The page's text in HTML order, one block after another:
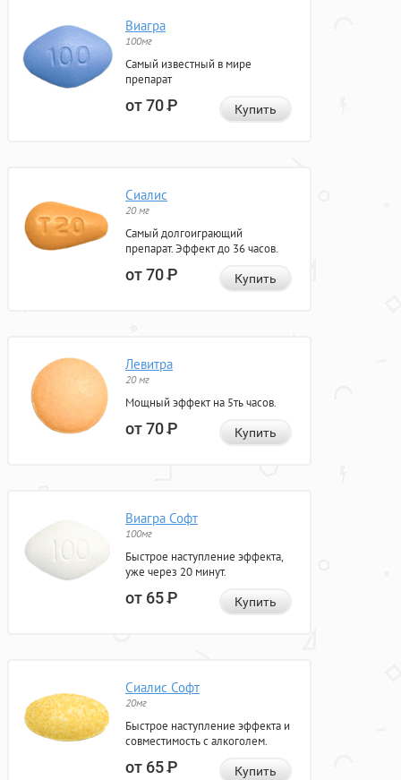
Виагра
100мг
Самый известный в мире
препарат
от 70Р Купить
Сиалис
20 мг
Самый долгоиграющий
препарат. Эффект до 36 часов.
от 70Р Купить
Левитра
20 мг
Мощный эффект на 5ть часов.
от 70Р Купить
Виагра Софт
100мг
Быстрое наступление эффекта,
уже через 20 минут.
от 65Р Купить
Сиалис Софт
20мг
Быстрое наступление эффекта и
совместимость с алкоголем.
от 65Р Купить